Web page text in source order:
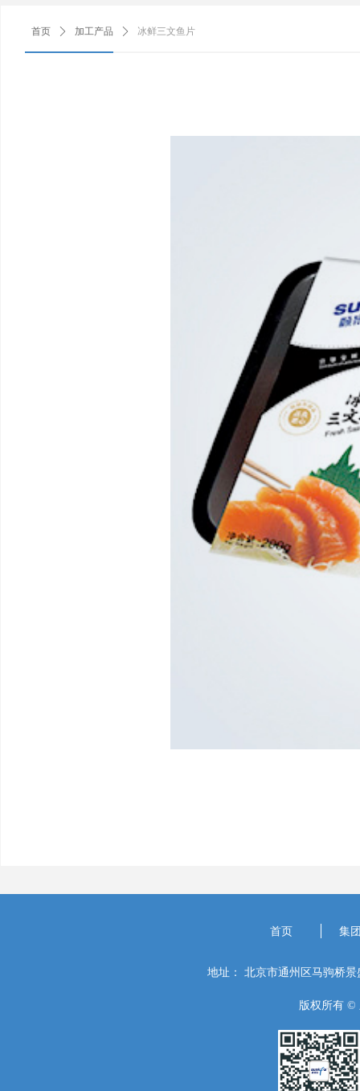
首页 ꄲ 加工产品 ꄲ 冰鲜三文鱼片
版权所有 ©
首页 集
地址： 北京市通州区马驹桥